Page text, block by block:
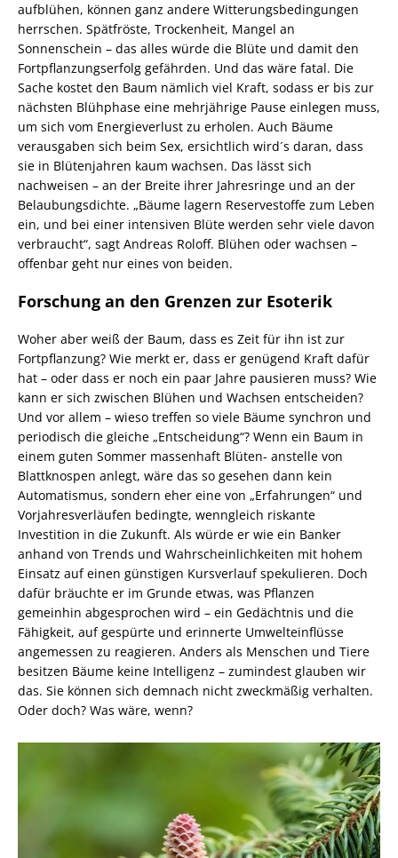
aufblühen, können ganz andere Witterungsbedingungen
herrschen. Spätfröste, Trockenheit, Mangel an
Sonnenschein – das alles würde die Blüte und damit den
Fortpflanzungserfolg gefährden. Und das wäre fatal. Die
Sache kostet den Baum nämlich viel Kraft, sodass er bis zur
nächsten Blühphase eine mehrjährige Pause einlegen muss,
um sich vom Energieverlust zu erholen. Auch Bäume
verausgaben sich beim Sex, ersichtlich wird´s daran, dass
sie in Blütenjahren kaum wachsen. Das lässt sich
nachweisen – an der Breite ihrer Jahresringe und an der
Belaubungsdichte. „Bäume lagern Reservestoffe zum Leben
ein, und bei einer intensiven Blüte werden sehr viele davon
verbraucht“, sagt Andreas Roloff. Blühen oder wachsen –
offenbar geht nur eines von beiden.
Forschung an den Grenzen zur Esoterik
Woher aber weiß der Baum, dass es Zeit für ihn ist zur
Fortpflanzung? Wie merkt er, dass er genügend Kraft dafür
hat – oder dass er noch ein paar Jahre pausieren muss? Wie
kann er sich zwischen Blühen und Wachsen entscheiden?
Und vor allem – wieso treffen so viele Bäume synchron und
periodisch die gleiche „Entscheidung“? Wenn ein Baum in
einem guten Sommer massenhaft Blüten- anstelle von
Blattknospen anlegt, wäre das so gesehen dann kein
Automatismus, sondern eher eine von „Erfahrungen“ und
Vorjahresverläufen bedingte, wenngleich riskante
Investition in die Zukunft. Als würde er wie ein Banker
anhand von Trends und Wahrscheinlichkeiten mit hohem
Einsatz auf einen günstigen Kursverlauf spekulieren. Doch
dafür bräuchte er im Grunde etwas, was Pflanzen
gemeinhin abgesprochen wird – ein Gedächtnis und die
Fähigkeit, auf gespürte und erinnerte Umwelteinflüsse
angemessen zu reagieren. Anders als Menschen und Tiere
besitzen Bäume keine Intelligenz – zumindest glauben wir
das. Sie können sich demnach nicht zweckmäßig verhalten.
Oder doch? Was wäre, wenn?